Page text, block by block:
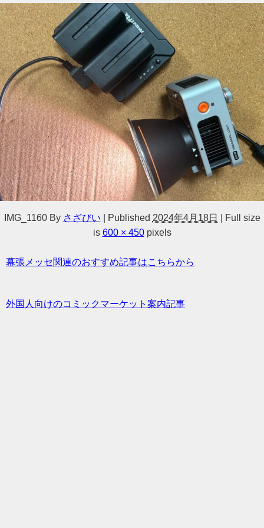
IMG_1160 By さざびい Published 2024年4月18日
Full size
is 600 × 450pixels
幕張メッセ関連のおすすめ記事はこちらから
外国人向けのコミックマーケット案内記事